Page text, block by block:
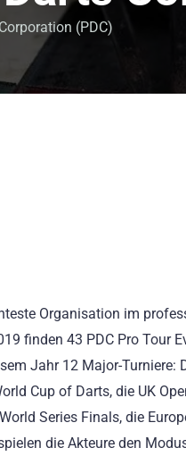
(PDC)
Organisation im
finden 43 PDC Pro Tour
Jahr 12 Major-Turniere:
Cup of Darts, die UK
Series Finals, die
die Akteure den